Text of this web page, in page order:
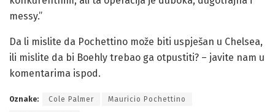
messy.”
Da li mislite da Pochettino može biti uspješan u Chelsea,
ili mislite da bi Boehly trebao ga otpustiti? – javite nam u
komentarima ispod.
Oznake: Cole Palmer Mauricio Pochettino